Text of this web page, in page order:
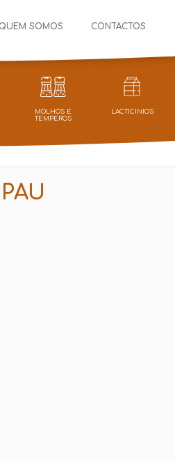
QUEM SOMOS CONTACTOS
MOLHOS E
TEMPEROS
LACTICINIOS